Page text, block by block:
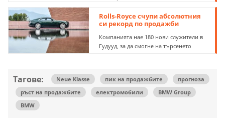
Rolls-Royce счупи абсолютния
си рекорд по продажби
Компанията нае 180 нови служители в
Гудууд, за да смогне на търсенето
Тагове: Neue Klasse пик на продажбите
прогноза
ръст на продажбите
електромобили
BMW Group
BMW